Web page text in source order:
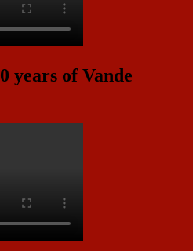
years of Vande